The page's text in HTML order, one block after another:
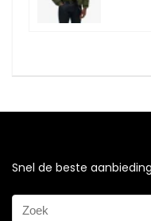
Snel de beste